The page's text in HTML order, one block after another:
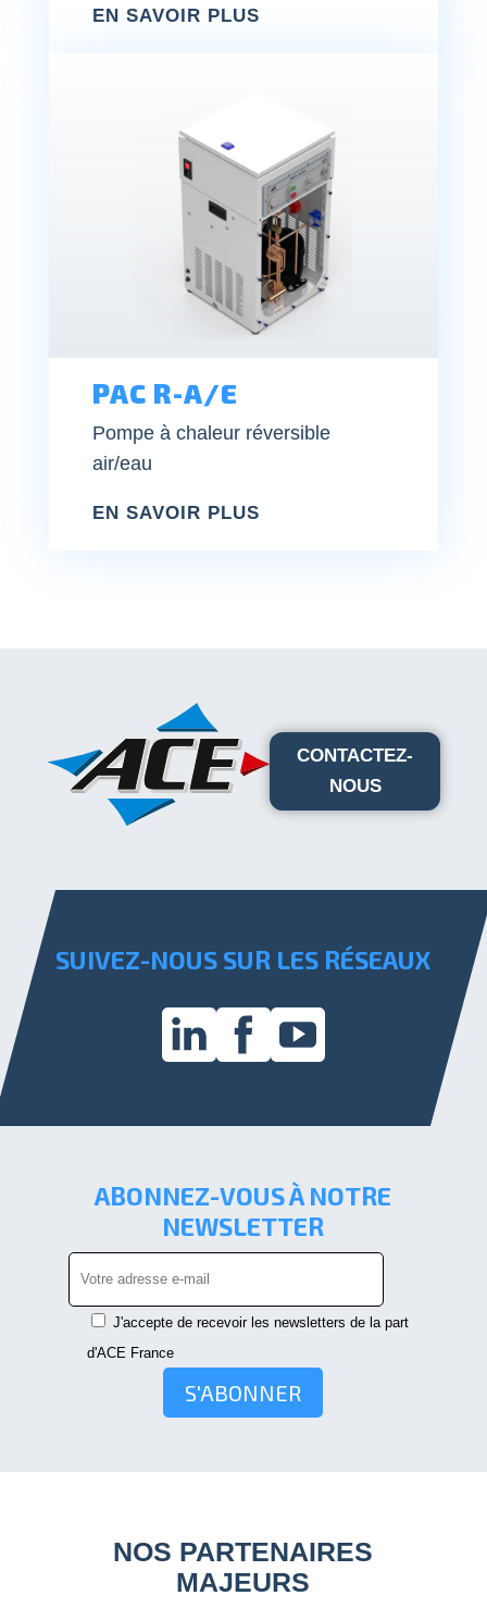
EN SAVOIR PLUS
PAC R-A/E
Pompe à chaleur réversible
air/eau
EN SAVOIR PLUS
CONTACTEZ-
NOUS
SUIVEZ-NOUS SUR LES RÉSEAUX
ABONNEZ-VOUS À NOTRE
NEWSLETTER
J'accepte de recevoir les newsletters de la part
d'ACE France
S'ABONNER
NOS PARTENAIRES
MAJEURS